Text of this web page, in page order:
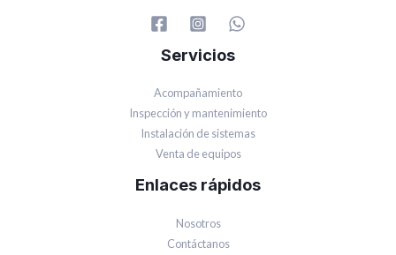
Servicios
Acompañamiento
Inspección y mantenimiento
Instalación de sistemas
Venta de equipos
Enlaces rápidos
Nosotros
Contáctanos